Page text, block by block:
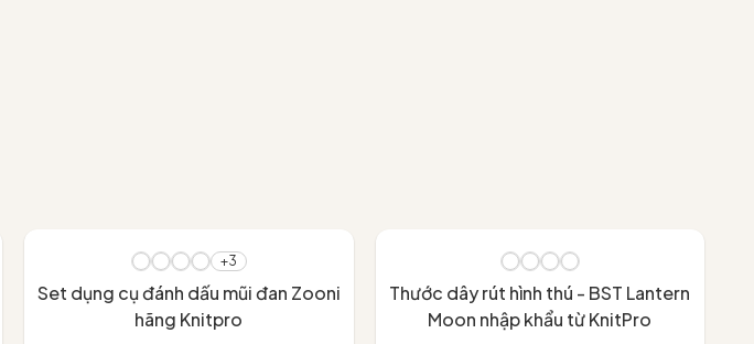
+3
Set dụng cụ đánh dấu mũi đan Zooni
hãng Knitpro
Thước dây rút hình thú - BST Lantern
Moon nhập khẩu từ KnitPro